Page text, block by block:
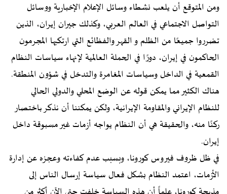
ومن المتوقع أن يلعب نشطاء وسائل الإعلام الإخبارية ووسائل
التواصل الاجتماعي في العالم العربي، وكذلك جيران إيران، الذين
تضرروا جميعًا من الظلم و القهر والفظائع التي ارتكبها المجرمون
الحاكمون في إيران، دورًا في الحملة العالمية لإنهاء سياسات النظام
القمعية في الداخل وسياسات المغامرة والتدخل في شؤون المنطقة.
هناك الكثير مما يمكن قوله عن الوضع المحلي والدولي الحالي
للنظام الإيراني والمقاومة الإيرانية، ولكن يمكننا أن نذكر باختصار
ركنًا منه، والحقيقة هي أن النظام يواجه أزمات غير مسبوقة داخل
إيران.
في ظل ظروف فيروس كورونا، وبسبب عدم كفاءته وعجزه عن إدارة
الأزمات، اعتمد النظام بشكل فعال سياسة إرسال الناس إلى